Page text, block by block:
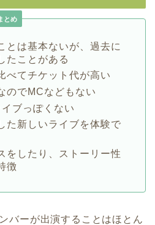
とめ
とは基本ないが、過去に
たことがある
べてチケット代が高い
のでMCなどもない
ブっぽくない
た新しいライブを体験で
をしたり、ストーリー性
徴
バーが出演することはほとん